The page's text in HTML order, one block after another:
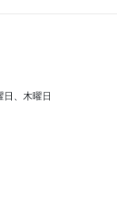
、木曜日